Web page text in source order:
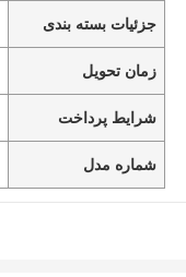
جزئیات بسته بندی
زمان تحویل
شرایط پرداخت
شماره مدل